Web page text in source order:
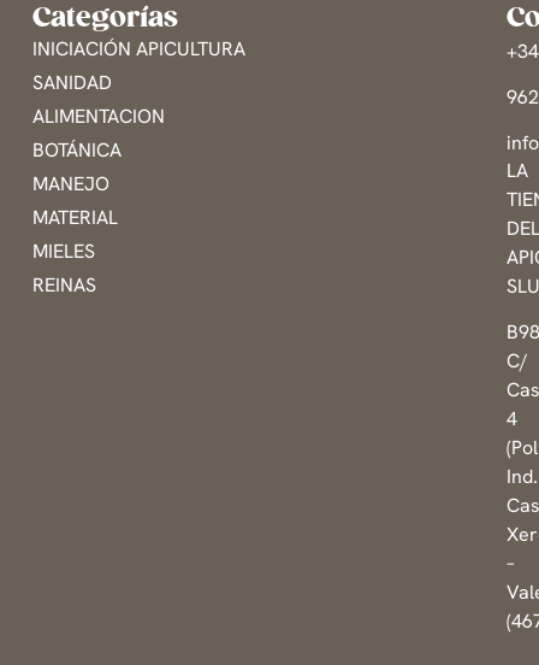
Categorías
INICIACIÓN APICULTURA
SANIDAD
ALIMENTACION
BOTÁNICA
MANEJO
MATERIAL
MIELES
REINAS
LA
C/
4
Ind.
–